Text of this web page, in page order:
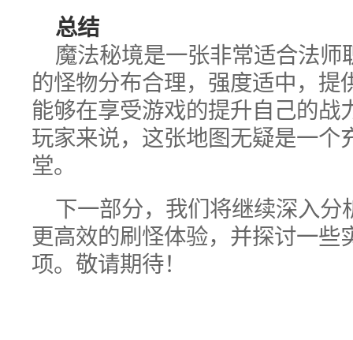
总结
魔法秘境是一张非常适合法
的怪物分布合理，强度适中，提
能够在享受游戏的提升自己的战
玩家来说，这张地图无疑是一个
堂。
下一部分，我们将继续深入
更高效的刷怪体验，并探讨一些
项。敬请期待！